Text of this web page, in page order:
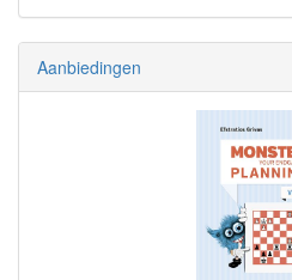
Aanbiedingen